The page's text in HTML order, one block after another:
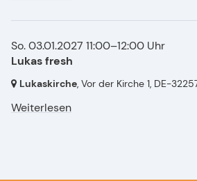
So. 03.01.2027 11:00–12:00 Uhr
Lukas fresh
Lukaskirche , Vor der Kirche 1, DE-
Weiterlesen